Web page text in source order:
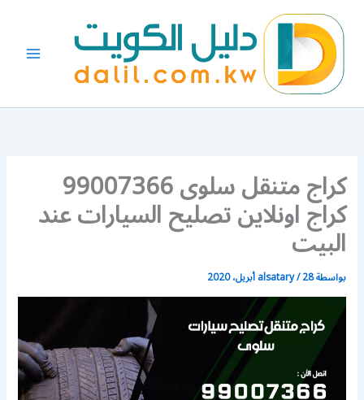
المحتوى
كراج متنقل سلوى 99007366
كراج اونلاين تصليح السيارات عند
البيت
بواسطة alsatary/28 أبريل، 2020